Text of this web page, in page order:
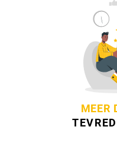
MEER